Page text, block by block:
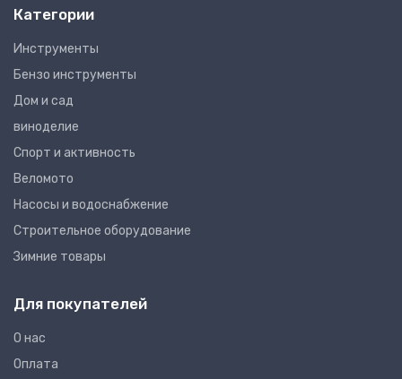
Категории
Инструменты
Бензо инструменты
Дом и сад
виноделие
Спорт и активность
Веломото
Насосы и водоснабжение
Строительное оборудование
Зимние товары
Для покупателей
О нас
Оплата